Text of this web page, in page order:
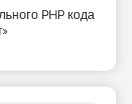
PHP кода